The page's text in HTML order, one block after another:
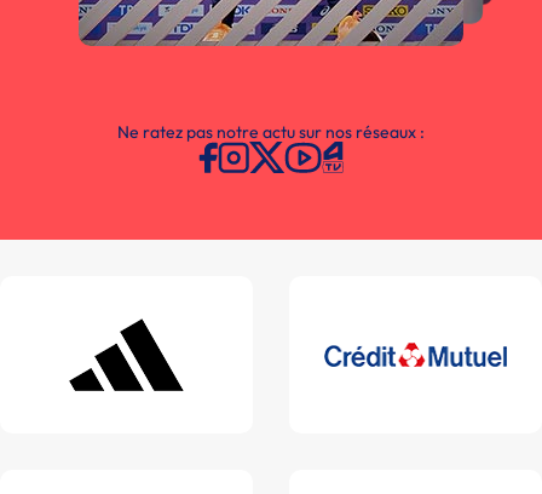
Ne ratez pas notre actu sur nos réseaux :